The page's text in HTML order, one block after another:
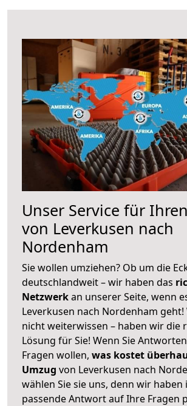
Unser Service für
von Leverkusen nach
Nordenham
Sie wollen umziehen? Ob um die
deutschlandweit – wir haben das
Netzwerkan unserer Seite, wenn
Leverkusen nach Nordenham geht!
nicht weiterwissen – haben wir die
Lösung für Sie! Wenn Sie
Fragen wollen, was kostet
Umzug von Leverkusen nach
wählen Sie sie uns, denn wir
passende Antwort auf Ihre Fragen